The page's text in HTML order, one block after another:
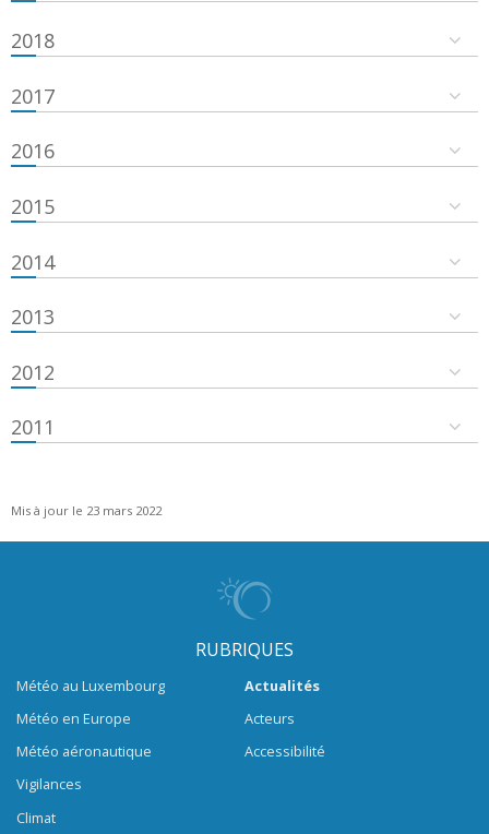
2018
2017
2016
2015
2014
2013
2012
2011
Mis à jour le 23 mars 2022
RUBRIQUES
Météo au Luxembourg
Météo en Europe
Météo aéronautique
Vigilances
Climat
Actualités
Acteurs
Accessibilité